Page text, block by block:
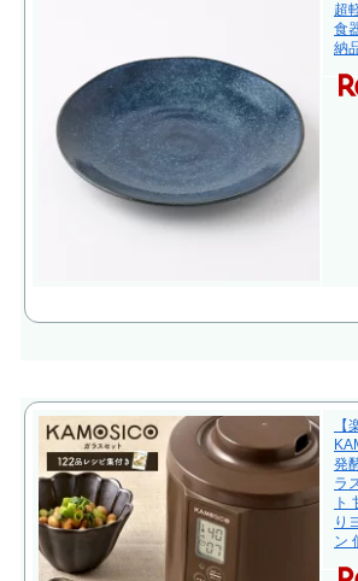
超
食
納
発
ラ
ト
り
ン